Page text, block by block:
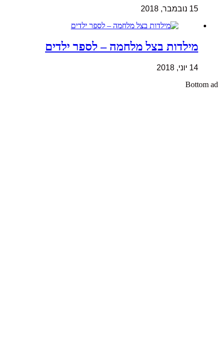
15 נובמבר, 2018
מילדות בצל מלחמה – לספר ילדים
14 יוני, 2018
Bottom ad